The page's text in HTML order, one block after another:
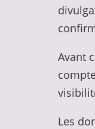
Avant
Les